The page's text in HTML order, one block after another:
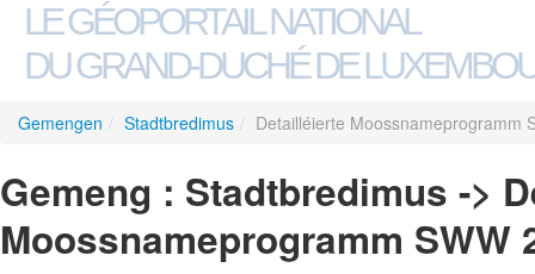
LE GÉOPORTAIL NATIONAL
DU GRAND-DUCHÉ DE
Gemengen / Stadtbredimus / Detailléierte Moossnameprogramm
Gemeng : Stadtbredimus ->
Moossnameprogramm SWW